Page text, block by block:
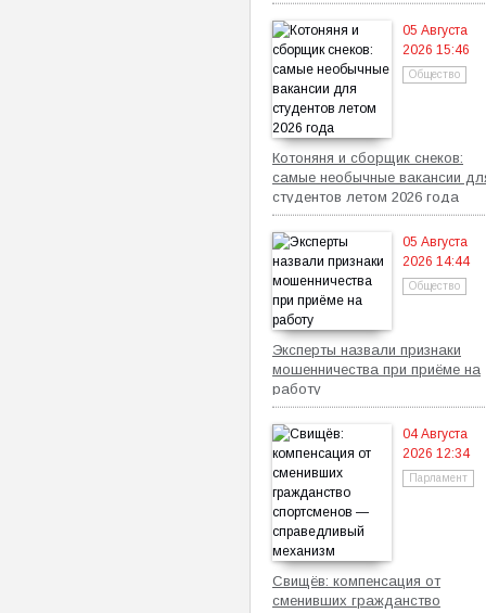
05 Августа
2026 15:46
Общество
Котоняня и сборщик снеков:
самые необычные вакансии
студентов летом 2026 года
05 Августа
2026 14:44
Общество
Эксперты назвали признаки
мошенничества при приёме на
работу
04 Августа
2026 12:34
Парламент
Свищёв: компенсация от
сменивших гражданство